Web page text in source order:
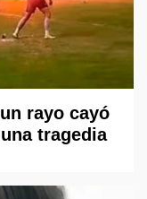
rayo cayó
tragedia